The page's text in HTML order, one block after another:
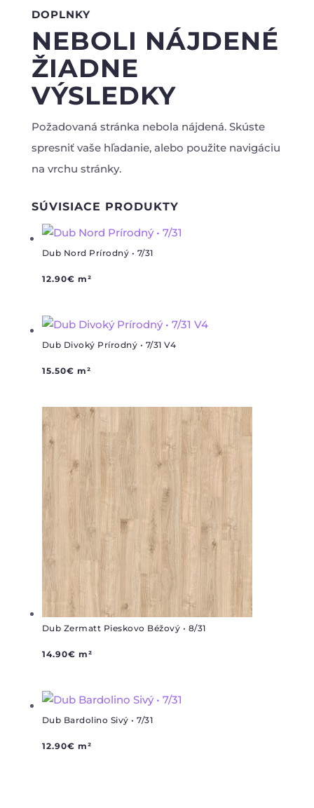
DOPLNKY
NEBOLI NÁJDENÉ
ŽIADNE
VÝSLEDKY
Požadovaná stránka nebola nájdená. Skúste
spresniť vaše hľadanie, alebo použite navigáciu
na vrchu stránky.
SÚVISIACE PRODUKTY
Dub Nord Prírodný • 7/31
12.90€ m²
Dub Divoký Prírodný • 7/31 V4
15.50€ m²
Dub Zermatt Pieskovo Béžový • 8/31
14.90€ m²
Dub Bardolino Sivý • 7/31
12.90€ m²